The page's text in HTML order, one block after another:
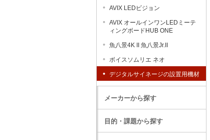
AVIX LEDビジョン
AVIX オールインワンLEDミーテ
ィングボードHUB ONE
魚八景4K II 魚八景Jr.II
ボイスソムリエ ネオ
デジタルサイネージの設置用機材
メーカーから探す
目的・課題から探す